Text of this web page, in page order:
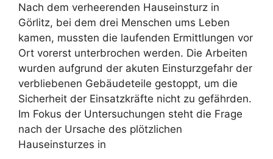
Nach dem verheerenden Hauseinsturz in
Görlitz, bei dem drei Menschen ums Leben
kamen, mussten die laufenden Ermittlungen vor
Ort vorerst unterbrochen werden. Die Arbeiten
wurden aufgrund der akuten Einsturzgefahr der
verbliebenen Gebäudeteile gestoppt, um die
Sicherheit der Einsatzkräfte nicht zu gefährden.
Im Fokus der Untersuchungen steht die Frage
nach der Ursache des plötzlichen
Hauseinsturzes in